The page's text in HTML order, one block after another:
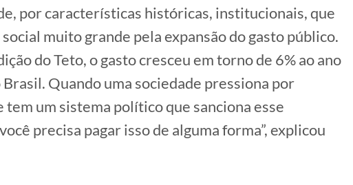
por características históricas, institucionais, que
muito grande pela expansão do gasto público.
do Teto, o gasto cresceu em torno de 6% ao ano
Brasil. Quando uma sociedade pressiona por
tem um sistema político que sanciona esse
precisa pagar isso de alguma forma”, explicou